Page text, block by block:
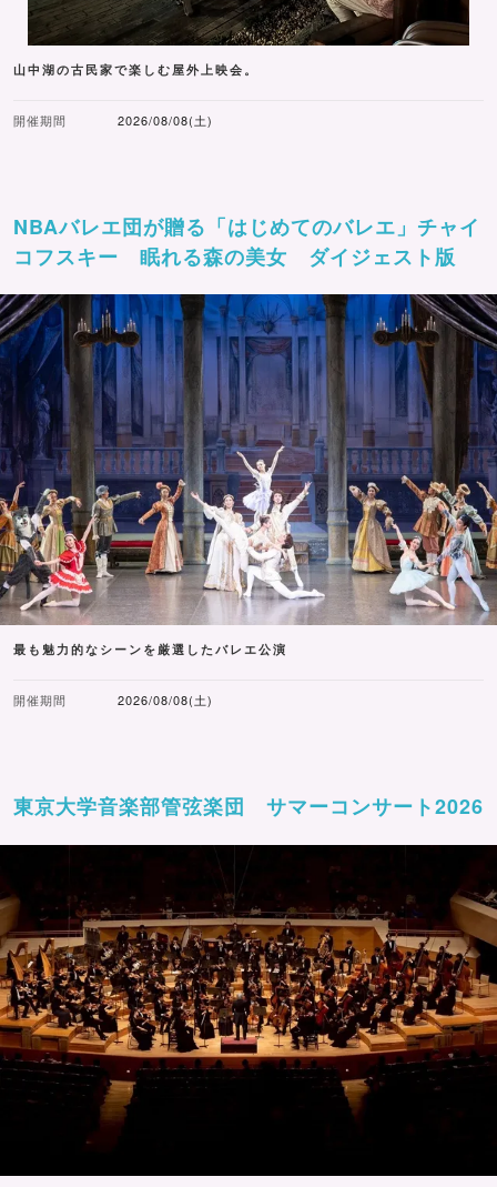
山中湖の古民家で楽しむ屋外上映会。
開催期間 2026/08/08(土)
NBAバレエ団が贈る「はじめてのバレエ」チャイ
コフスキー 眠れる森の美女 ダイジェスト版
最も魅力的なシーンを厳選したバレエ公演
開催期間 2026/08/08(土)
東京大学音楽部管弦楽団 サマーコンサート2026